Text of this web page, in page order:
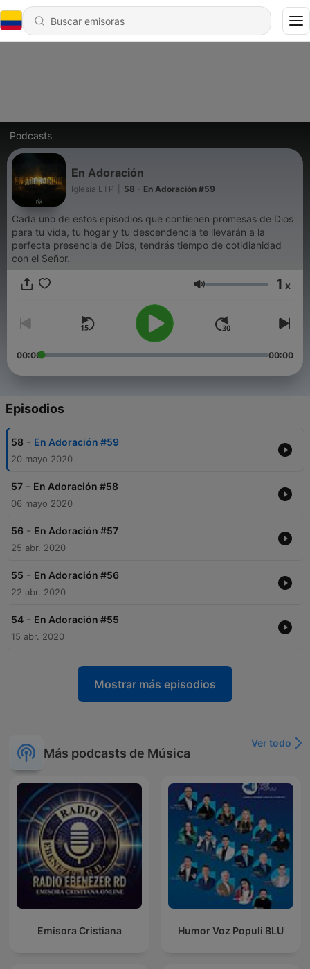
Podcasts
En Adoración
Iglesia ETP 58 - En Adoración #59
Cada uno de estos episodios que contienen promesas de Dios
para tu vida, tu hogar y tu descendencia te llevarán a la
perfecta presencia de Dios, tendrás tiempo de cotidianidad
con el Señor.
Volumen 1 x
00:00 00:00
Episodios
58 - En Adoración #59
20 mayo 2020
57 - En Adoración #58
06 mayo 2020
56 - En Adoración #57
25 abr. 2020
55 - En Adoración #56
22 abr. 2020
54 - En Adoración #55
15 abr. 2020
Mostrar más episodios
Más podcasts de Música
Ver todo
Emisora Cristiana Humor Voz Populi BLU